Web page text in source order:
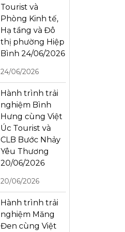
Tourist và
Phòng Kinh tế,
Hạ tầng và Đô
thị phường Hiệp
Bình 24/06/2026
24/06/2026
Hành trình trải
nghiệm Bình
Hưng cùng Việt
Úc Tourist và
CLB Bước Nhảy
Yêu Thương
20/06/2026
20/06/2026
Hành trình trải
nghiệm Măng
Đen cùng Việt